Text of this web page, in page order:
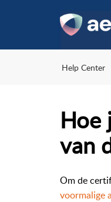
Help Center
Hoe
van
Om de
voormalige